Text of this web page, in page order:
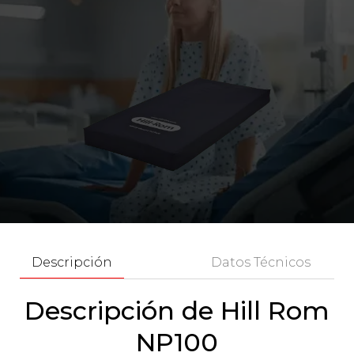
Descripción Datos Técnicos
Descripción de Hill Rom
NP100